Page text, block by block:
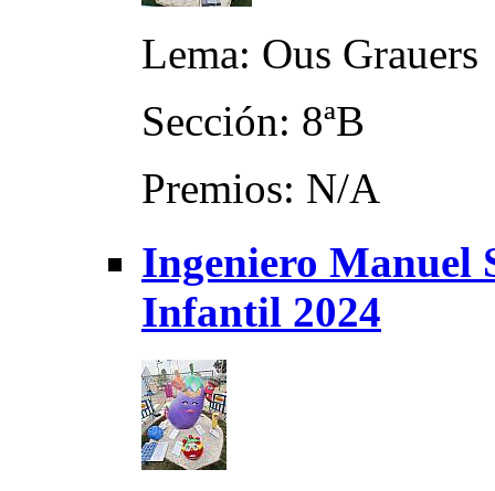
Lema: Ous Grauers
Sección: 8ªB
Premios: N/A
Ingeniero Manuel
Infantil 2024